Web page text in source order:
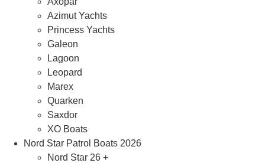
Azimut Yachts
Princess Yachts
Galeon
Lagoon
Leopard
Marex
Quarken
Saxdor
XO Boats
Nord Star Patrol Boats 2026
Nord Star 26 +